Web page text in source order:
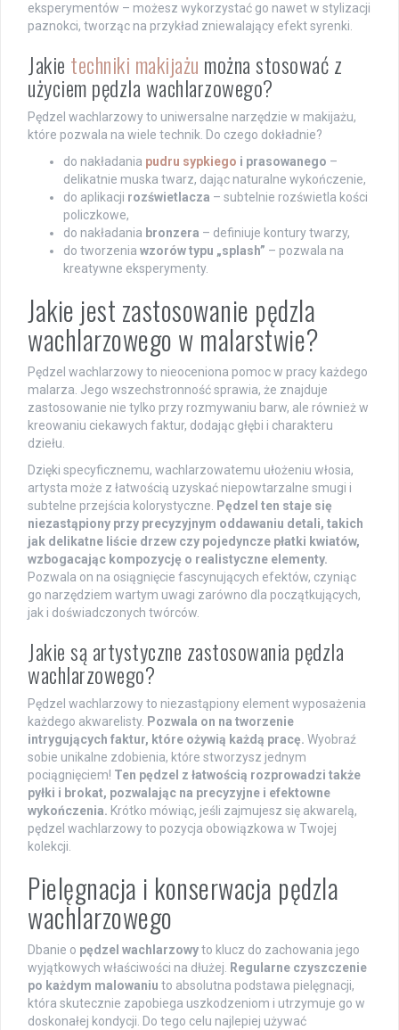
eksperymentów – możesz wykorzystać go nawet w stylizacji
paznokci, tworząc na przykład zniewalający efekt syrenki.
Jakie techniki makijażu można stosować z
użyciem pędzla wachlarzowego?
Pędzel wachlarzowy to uniwersalne narzędzie w makijażu,
które pozwala na wiele technik. Do czego dokładnie?
do nakładania pudru sypkiego i prasowanego –
delikatnie muska twarz, dając naturalne wykończenie,
do aplikacji rozświetlacza – subtelnie rozświetla kości
policzkowe,
do nakładania bronzera – definiuje kontury twarzy,
do tworzenia wzorów typu „splash” – pozwala na
kreatywne eksperymenty.
Jakie jest zastosowanie pędzla
wachlarzowego w malarstwie?
Pędzel wachlarzowy to nieoceniona pomoc w pracy każdego
malarza. Jego wszechstronność sprawia, że znajduje
zastosowanie nie tylko przy rozmywaniu barw, ale również w
kreowaniu ciekawych faktur, dodając głębi i charakteru
dziełu.
Dzięki specyficznemu, wachlarzowatemu ułożeniu włosia,
artysta może z łatwością uzyskać niepowtarzalne smugi i
subtelne przejścia kolorystyczne.
Pędzel ten staje się
niezastąpiony przy precyzyjnym oddawaniu detali, takich
jak delikatne liście drzew czy pojedyncze płatki kwiatów,
wzbogacając kompozycję o realistyczne elementy.
Pozwala on na osiągnięcie fascynujących efektów, czyniąc
go narzędziem wartym uwagi zarówno dla początkujących,
jak i doświadczonych twórców.
Jakie są artystyczne zastosowania pędzla
wachlarzowego?
Pędzel wachlarzowy to niezastąpiony element wyposażenia
każdego akwarelisty. Pozwala on na tworzenie
intrygujących faktur, które ożywią każdą pracę. Wyobraź
sobie unikalne zdobienia, które stworzysz jednym
pociągnięciem! Ten pędzel z łatwością rozprowadzi także
pyłki i brokat, pozwalając na precyzyjne i efektowne
wykończenia. Krótko mówiąc, jeśli zajmujesz się akwarelą,
pędzel wachlarzowy to pozycja obowiązkowa w Twojej
kolekcji.
Pielęgnacja i konserwacja pędzla
wachlarzowego
Dbanie o pędzel wachlarzowyto klucz do zachowania jego
wyjątkowych właściwości na dłużej.
Regularne czyszczenie
po każdym malowaniu to absolutna podstawa pielęgnacji,
która skutecznie zapobiega uszkodzeniom i utrzymuje go w
doskonałej kondycji. Do tego celu najlepiej używać